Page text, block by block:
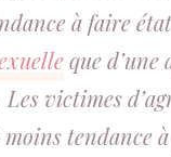
à faire
que d’une
victimes
tendance